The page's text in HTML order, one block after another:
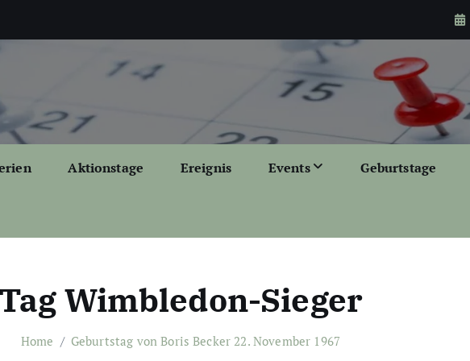
Aktionstage Ereignis Events Geburtstage
Tag Wimbledon-Sieger
Home Geburtstag von Boris Becker 22. November 1967